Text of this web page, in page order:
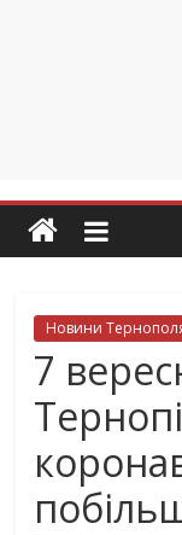
Новини
7